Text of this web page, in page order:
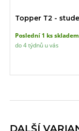
Topper T2 -
Poslední 1 ks skladem
do 4 týdnů u vás
DALŠÍ